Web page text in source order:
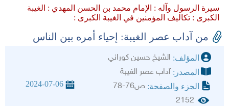
سيرة الرسول وآله : الإمام محمد بن الحسن المهدي : الغيبة
الكبرى : تكاليف المؤمنين في الغيبة الكبرى :
من آداب عصر الغيبة: إحياء أمره بين الناس
المؤلف: الشيخ حسين كوراني
المصدر: آداب عصر الغيبة
الجزء والصفحة: ص76-78 2024-07-06
2152